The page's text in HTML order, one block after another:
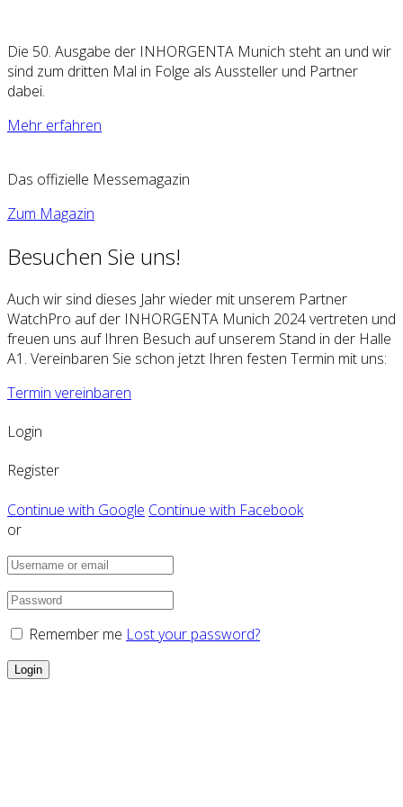
Die 50. Ausgabe der INHORGENTA Munich steht an und wir
sind zum dritten Mal in Folge als Aussteller und Partner
dabei.
Mehr erfahren
Das offizielle Messemagazin
Zum Magazin
Besuchen Sie uns!
Auch wir sind dieses Jahr wieder mit unserem Partner
WatchPro auf der INHORGENTA Munich 2024 vertreten und
freuen uns auf Ihren Besuch auf unserem Stand in der Halle
A1. Vereinbaren Sie schon jetzt Ihren festen Termin mit uns:
Termin vereinbaren
Login
Register
Continue with Google Continue with Facebook
or
Remember me Lost your password?